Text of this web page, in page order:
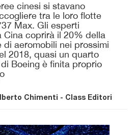
cinesi si stavano
tra le loro flotte
Max. Gli esperti
Cina coprirà il 20% della
di aeromobili nei prossimi
2018, quasi un quarto
Boeing è finita proprio
Chimenti - Class Editori